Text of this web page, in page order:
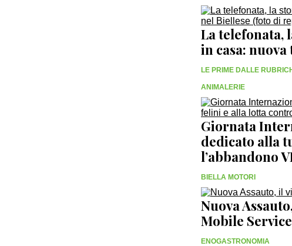
La telefonata,
in casa:
LE PRIME DALLE
ANIMALERIE
Giornata
dedicato alla
l’abbandono
BIELLA MOTORI
Nuova
Mobile
ENOGASTRONOMIA